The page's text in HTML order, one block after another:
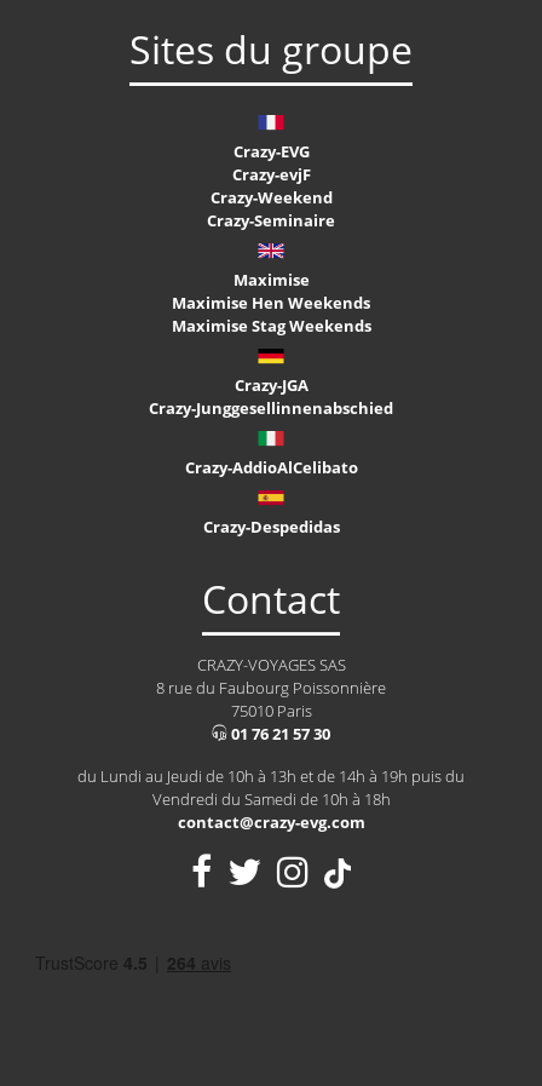
Sites du groupe
Crazy-EVG
Crazy-evjF
Crazy-Weekend
Crazy-Seminaire
Maximise
Maximise Hen Weekends
Maximise Stag Weekends
Crazy-JGA
Crazy-Junggesellinnenabschied
Crazy-AddioAlCelibato
Crazy-Despedidas
Contact
CRAZY-VOYAGES SAS
8 rue du Faubourg Poissonnière
75010 Paris
01 76 21 57 30
du Lundi au Jeudi de 10h à 13h et de 14h à 19h puis du
Vendredi du Samedi de 10h à 18h
contact@crazy-evg.com